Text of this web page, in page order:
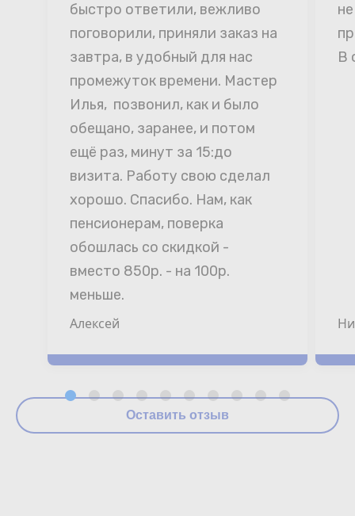
быстро ответили, вежливо
поговорили, приняли заказ на
завтра, в удобный для нас
промежуток времени. Мастер
Илья,  позвонил, как и было
обещано, заранее, и потом
ещё раз, минут за 15:до
визита. Работу свою сделал
хорошо. Спасибо. Нам, как
пенсионерам, поверка
обошлась со скидкой -
вместо 850р. - на 100р.
меньше.
Алексей
В
Оставить отзыв